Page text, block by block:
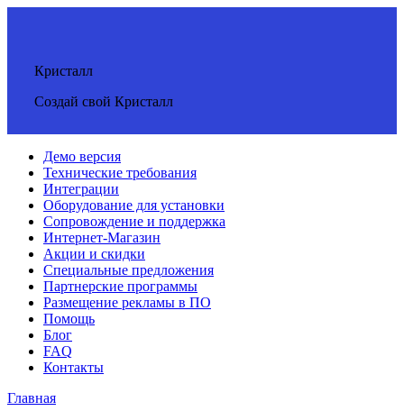
Кристалл
Создай свой Кристалл
Демо версия
Технические требования
Интеграции
Оборудование для установки
Сопровождение и поддержка
Интернет-Магазин
Акции и скидки
Специальные предложения
Партнерские программы
Размещение рекламы в ПО
Помощь
Блог
FAQ
Контакты
Главная